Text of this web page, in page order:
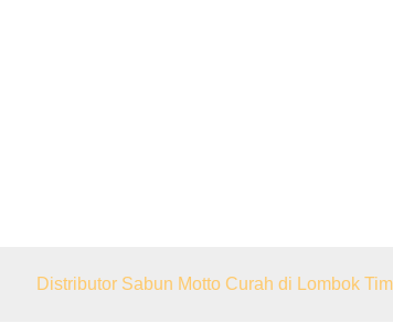
Distributor Sabun Motto Curah di Lombok